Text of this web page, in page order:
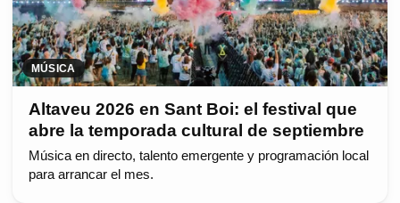
MÚSICA
Altaveu 2026 en Sant Boi: el festival que
abre la temporada cultural de septiembre
Música en directo, talento emergente y programación local
para arrancar el mes.